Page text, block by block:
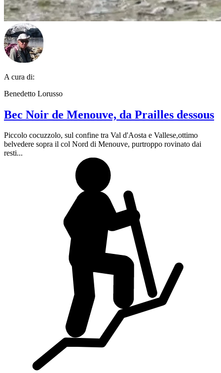
A cura di:
Benedetto Lorusso
Bec Noir de Menouve, da Prailles dessous
Piccolo cocuzzolo, sul confine tra Val d'Aosta e Vallese,ottimo
belvedere sopra il col Nord di Menouve, purtroppo rovinato dai
resti...